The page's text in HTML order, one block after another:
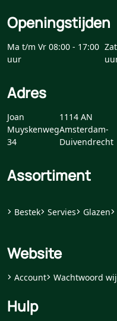
Openingstijden
Ma t/m Vr 08:00 - 17:00
uur
Adres
Joan
Muyskenweg
34
1114 AN
Amsterdam-
Duivendrecht
Assortiment
Bestek Servies Glazen
Website
Account Wachtwoord
Hulp